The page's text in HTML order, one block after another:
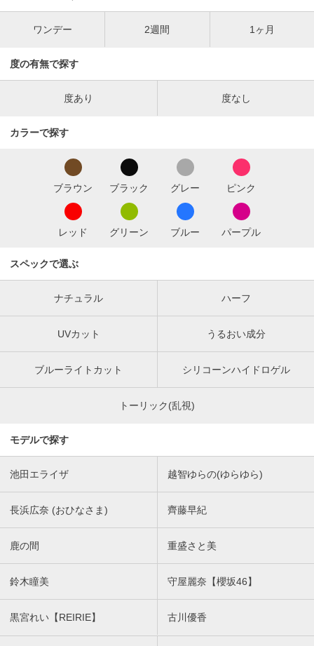
ワンデー 2週間 1ヶ月
度の有無で探す
度あり 度なし
カラーで探す
ブラウン ブラック グレー ピンク
レッド グリーン ブルー パープル
スペックで選ぶ
ナチュラル ハーフ
UVカット うるおい成分
ブルーライトカット シリコーンハイドロゲル
トーリック(乱視)
モデルで探す
池田エライザ 越智ゆらの(ゆらゆら)
長浜広奈 (おひなさま) 齊藤早紀
鹿の間 重盛さと美
鈴木瞳美 守屋麗奈【櫻坂46】
黒宮れい【REIRIE】 古川優香